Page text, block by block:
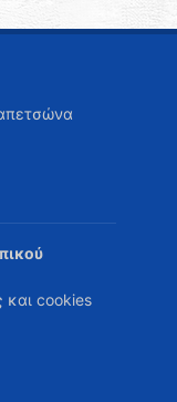
και cookies